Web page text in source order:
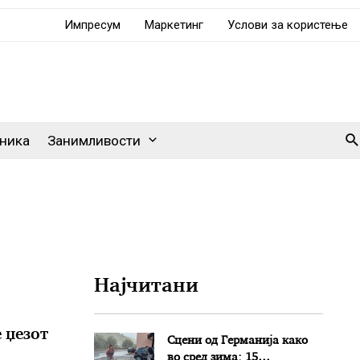
Импресум Маркетинг Услови за користење
Занимливости
Најчитани
Сцени од Германија како
во сред зима: 15